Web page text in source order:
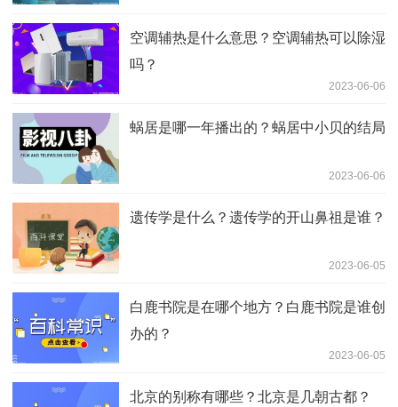
空调辅热是什么意思？空调辅热可以除湿
吗？
2023-06-06
蜗居是哪一年播出的？蜗居中小贝的结局
2023-06-06
遗传学是什么？遗传学的开山鼻祖是谁？
2023-06-05
白鹿书院是在哪个地方？白鹿书院是谁创
办的？
2023-06-05
北京的别称有哪些？北京是几朝古都？